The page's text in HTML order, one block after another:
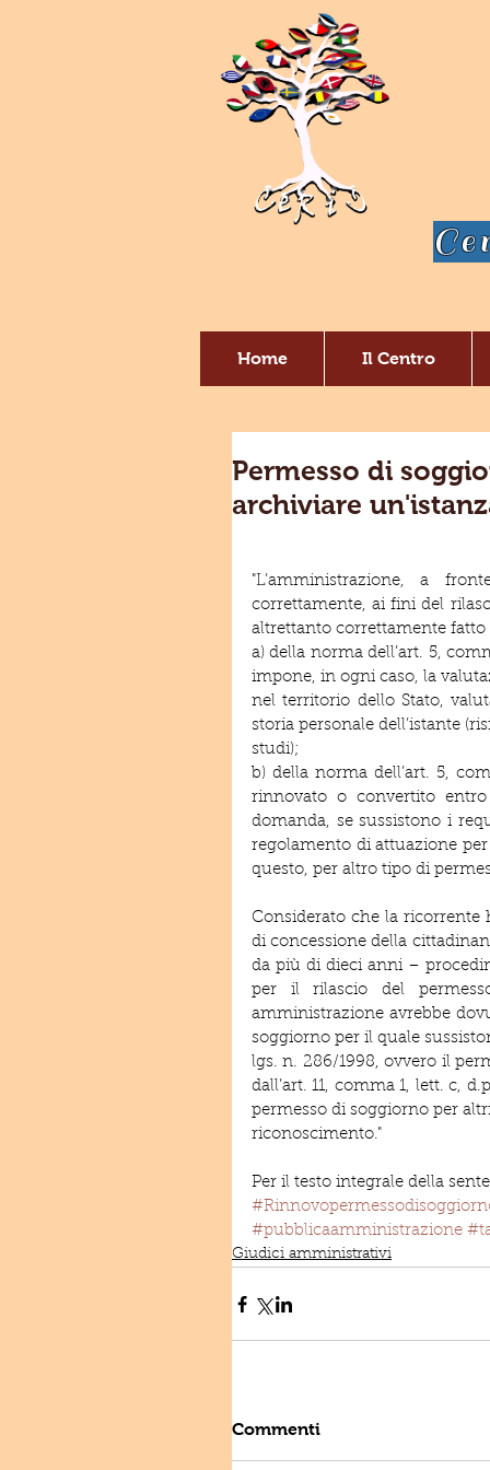
Home Il Centro
Permesso di
archiviare
"L’amministrazione, a
correttamente, ai fini del
altrettanto correttamente fatto
a) della norma dell’art. 5,
impone, in ogni caso, la
nel territorio dello Stato,
storia personale dell’istante
studi);
b) della norma dell’art. 5,
rinnovato o convertito
domanda, se sussistono i
regolamento di attuazione
questo, per altro tipo di
Considerato che la ricorrente
di concessione della
da più di dieci anni –
per il rilascio del
amministrazione avrebbe
soggiorno per il quale
lgs. n. 286/1998, ovvero il
dall’art. 11, comma 1, lett. c,
permesso di soggiorno per
riconoscimento."
Per il testo integrale della
#pubblicaamministrazione
Giudici amministrativi
Commenti